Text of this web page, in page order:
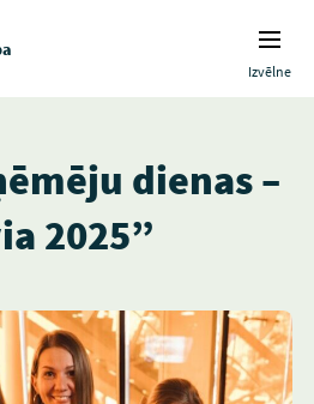
Izvēlne
dienas –
2025”